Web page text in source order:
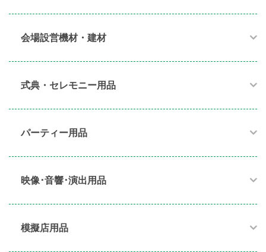
会場設営機材・建材
式典・セレモニー用品
パーティー用品​
映像･音響･演出用品​
模擬店用品​